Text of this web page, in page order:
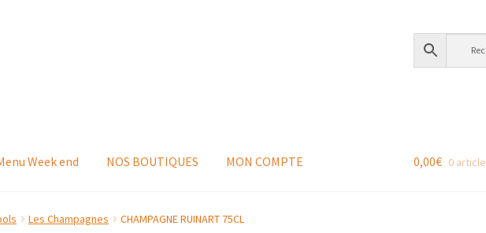
Week end NOS BOUTIQUES MON COMPTE 0,00€ 0 article
Les Champagnes CHAMPAGNE RUINART 75CL